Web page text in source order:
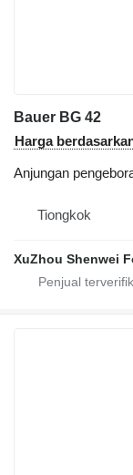
Bauer BG 42
Harga
Anjungan
Tiongkok